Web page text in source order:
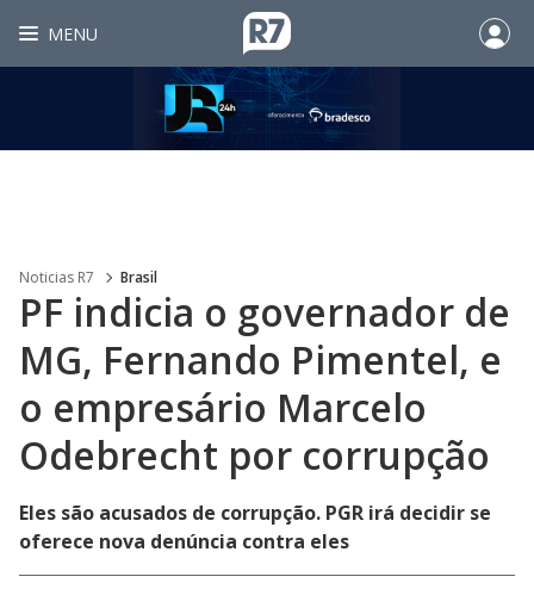
MENU
Noticias R7 Brasil
PF indicia o governador de
MG, Fernando Pimentel, e
o empresário Marcelo
Odebrecht por corrupção
Eles são acusados de corrupção. PGR irá decidir se
oferece nova denúncia contra eles